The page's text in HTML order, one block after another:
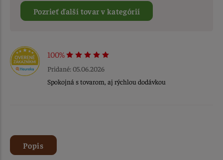
Pozrieť ďalší tovar v kategórií
100%
Pridané: 05.06.2026
Spokojná s tovarom, aj rýchlou dodávkou
Popis